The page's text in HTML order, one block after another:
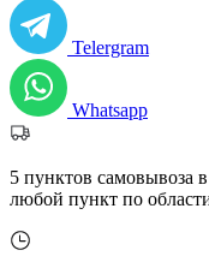
Telergram
Whatsapp
5 пунктов самовывоза
любой пункт по